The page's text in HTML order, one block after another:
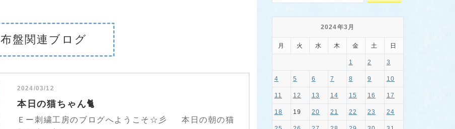
布盤関連ブログ
2024/03/12
本日の猫ちゃん🐈
Ｅー刺繍工房のブログへようこそ☆彡 本日の朝の猫
2024年3月
月 火 水 木 金 土 日
1 2 3
4 5 6 7 8 9 10
11 12 13 14 15 16 17
18 19 20 21 22 23 24